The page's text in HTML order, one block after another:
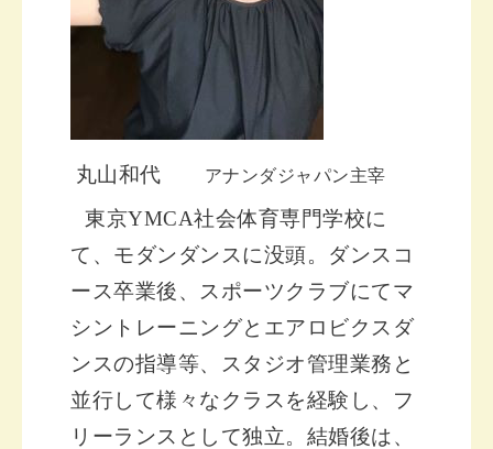
丸山和代 アナンダジャパン主宰
東京YMCA社会体育専門学校に
て、モダンダンスに没頭。ダンスコ
ース卒業後、スポーツクラブにてマ
シントレーニングとエアロビクスダ
ンスの指導等、スタジオ管理業務と
並行して様々なクラスを経験し、フ
リーランスとして独立。結婚後は、